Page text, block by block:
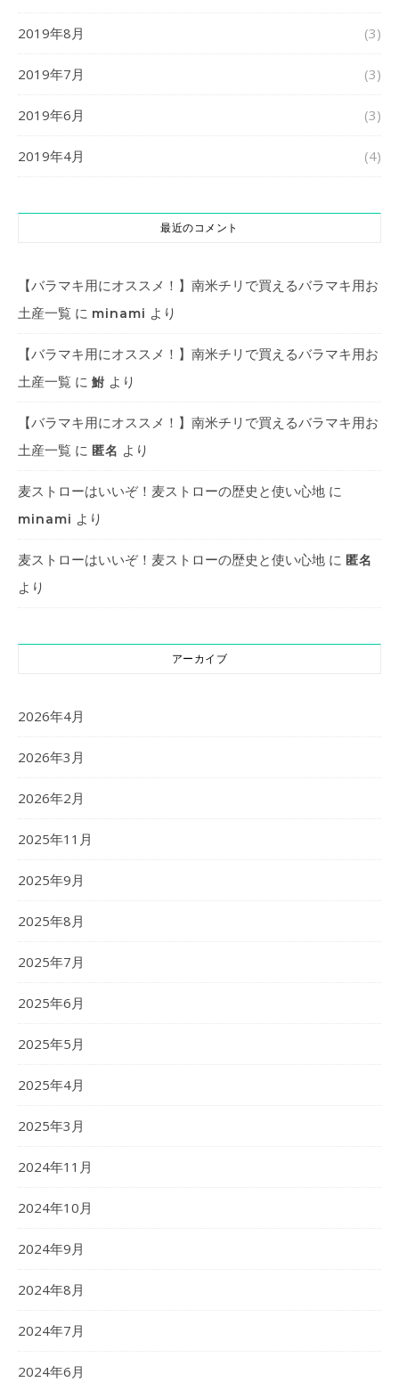
2019年8月 (3)
2019年7月 (3)
2019年6月 (3)
2019年4月 (4)
最近のコメント
【バラマキ用にオススメ！】南米チリで買えるバラマキ用お
土産一覧 に minami より
【バラマキ用にオススメ！】南米チリで買えるバラマキ用お
土産一覧 に 鮒 より
【バラマキ用にオススメ！】南米チリで買えるバラマキ用お
土産一覧 に 匿名 より
麦ストローはいいぞ！麦ストローの歴史と使い心地 に
minami より
麦ストローはいいぞ！麦ストローの歴史と使い心地 に 匿名
より
アーカイブ
2026年4月
2026年3月
2026年2月
2025年11月
2025年9月
2025年8月
2025年7月
2025年6月
2025年5月
2025年4月
2025年3月
2024年11月
2024年10月
2024年9月
2024年8月
2024年7月
2024年6月